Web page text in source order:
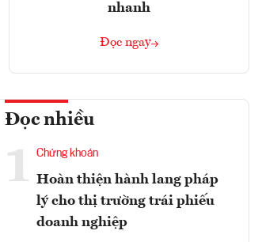
nhanh
Đọc ngay
Đọc nhiều
1 Chứng khoán
Hoàn thiện hành lang pháp
lý cho thị trường trái phiếu
doanh nghiệp